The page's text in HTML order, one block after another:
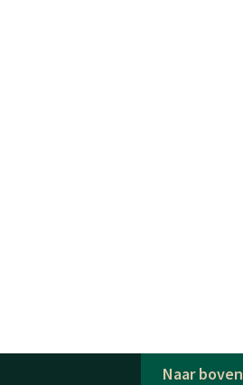
Naar boven